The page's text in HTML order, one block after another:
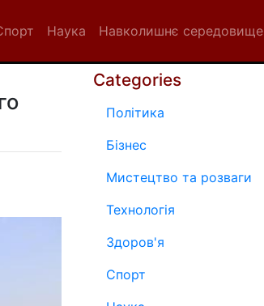
Наука Навколишнє середовище
Categories
Політика
Бізнес
Мистецтво та розваги
Технологія
Здоров'я
Спорт